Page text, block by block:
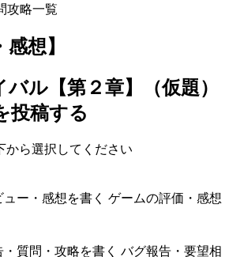
攻略一覧
想】
ル【第２章】（仮題）
投稿する
から選択してください
ュー・感想を書く ゲームの評価・感想
・質問・攻略を書く バグ報告・要望相